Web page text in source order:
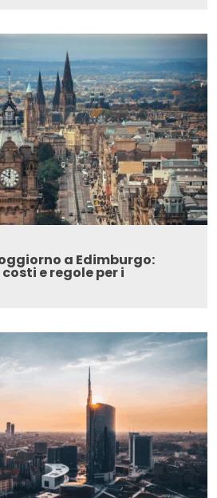
a Edimburgo:
e regole per i